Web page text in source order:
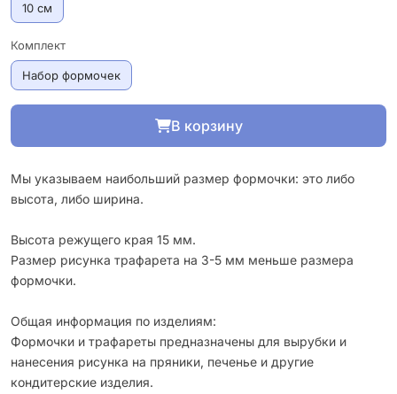
10 см
Комплект
Набор формочек
В корзину
Мы указываем наибольший размер формочки: это либо
высота, либо ширина.
Высота режущего края 15 мм.
Размер рисунка трафарета на 3-5 мм меньше размера
формочки.
Общая информация по изделиям:
Формочки и трафареты предназначены для вырубки и
нанесения рисунка на пряники, печенье и другие
кондитерские изделия.